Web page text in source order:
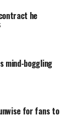
he
mind-boggling
for fans to